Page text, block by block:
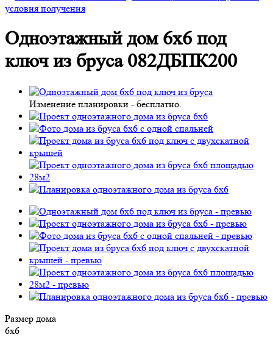
Одноэтажный дом 6х6 под
ключ из бруса 082ДБПК200
Изменение планировки - бесплатно.
Размер дома
6х6